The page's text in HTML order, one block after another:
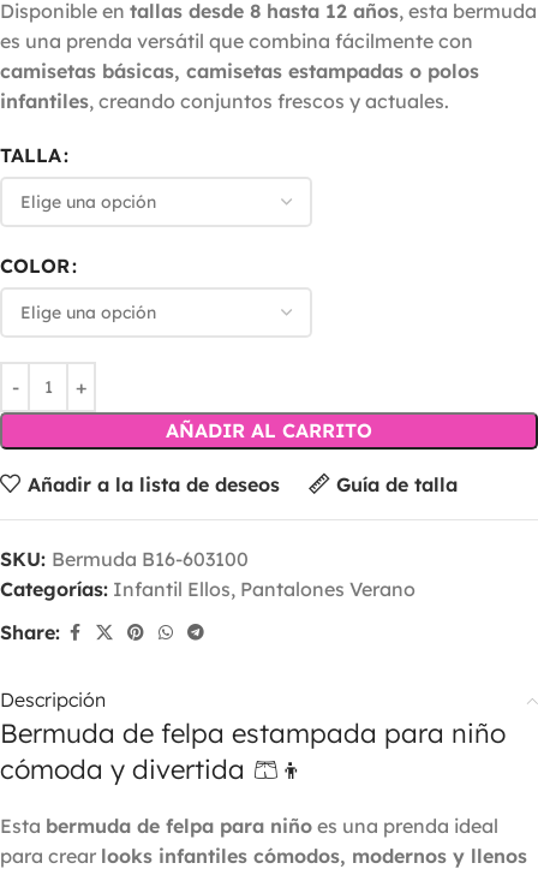
Disponible en tallas desde 8 hasta 12 años, esta bermuda
es una prenda versátil que combina fácilmente con
camisetas básicas, camisetas estampadas o polos
infantiles, creando conjuntos frescos y actuales.
TALLA
COLOR
AÑADIR AL CARRITO
Añadir a la lista de deseos Guía de talla
SKU: Bermuda B16-603100
Categorías: Infantil Ellos, Pantalones Verano
Share:
Descripción
Bermuda de felpa estampada para niño
cómoda y divertida 🩳👦
Esta bermuda de felpa para niño es una prenda ideal
para crear looks infantiles cómodos, modernos y llenos